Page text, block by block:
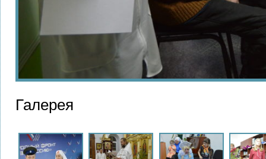
Галерея